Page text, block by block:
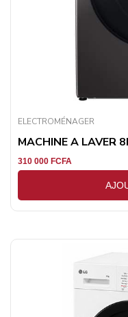
ELECTROMÉNAGER
MACHINE A LAVER
310 000 FCFA